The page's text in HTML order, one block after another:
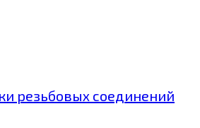
резьбовых соединений